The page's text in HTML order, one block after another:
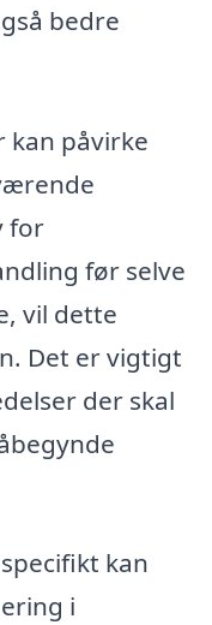
bedre
kan påvirke
for
før selve
vil dette
Det er vigtigt
der skal
kan
i